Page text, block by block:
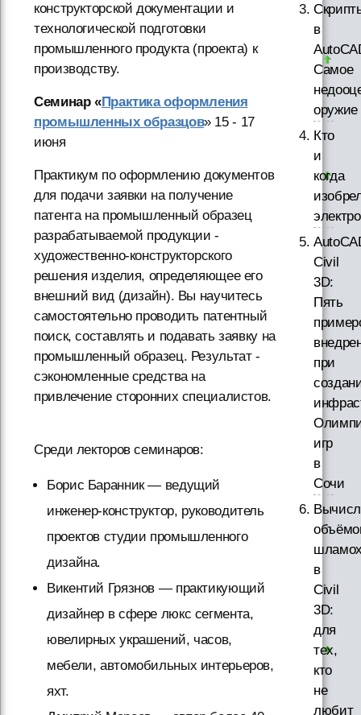
конструкторской документации и
технологической подготовки
промышленного продукта (проекта) к
производству.
Семинар «Практика оформления
промышленных образцов» 15 - 17
июня
Практикум по оформлению документов
для подачи заявки на получение
патента на промышленный образец
разрабатываемой продукции -
художественно-конструкторского
решения изделия, определяющее его
внешний вид (дизайн). Вы научитесь
самостоятельно проводить патентный
поиск, составлять и подавать заявку на
промышленный образец. Результат -
сэкономленные средства на
привлечение сторонних специалистов.
Среди лекторов семинаров:
Борис Баранник — ведущий
инженер-конструктор, руководитель
проектов студии промышленного
дизайна.
Викентий Грязнов — практикующий
дизайнер в сфере люкс сегмента,
ювелирных украшений, часов,
мебели, автомобильных интерьеров,
яхт.
в
Самое
оружие
Кто
и
когда
Civil
3D:
Пять
при
игр
в
Сочи
в
Civil
3D:
для
тех,
кто
не
любит